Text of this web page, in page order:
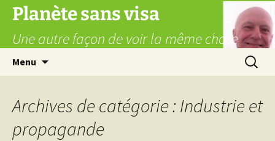
Aller
contenu
Planète sans visa
Une autre façon de voir la même chose
Menu
Archives de catégorie : Industrie et
propagande